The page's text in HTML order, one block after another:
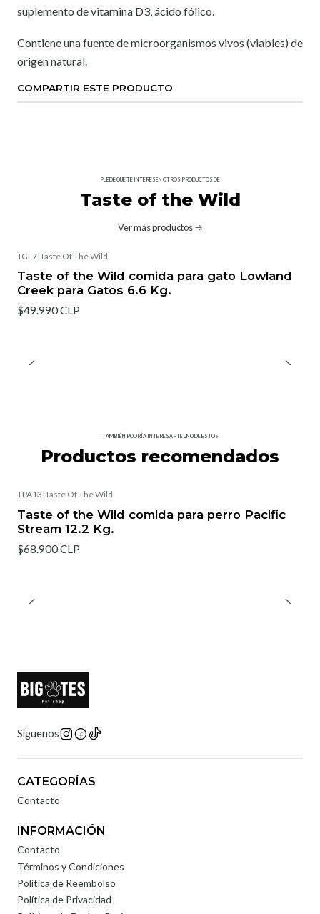
suplemento de vitamina D3, ácido fólico.
Contiene una fuente de microorganismos vivos (viables) de
origen natural.
COMPARTIR ESTE PRODUCTO
PUEDE QUE TE INTERESEN OTROS PRODUCTOS DE
Taste of the Wild
Ver más productos
TGL7|Taste Of The Wild
Taste of the Wild comida para gato Lowland
Creek para Gatos 6.6 Kg.
$49.990 CLP
TAMBIÉN PODRÍA INTERESARTE UNO DE ESTOS
Productos recomendados
TPA13 |Taste Of The Wild
Taste of the Wild comida para perro Pacific
Stream 12.2 Kg.
$68.900 CLP
Síguenos
CATEGORÍAS
Contacto
INFORMACIÓN
Contacto
Términos y Condiciones
Política de Reembolso
Política de Privacidad